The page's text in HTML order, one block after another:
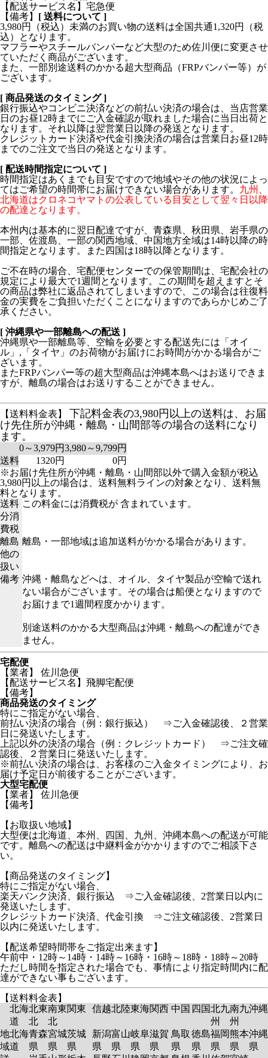
【配送サービス名】宅急便
【備考】
[ 送料について ]
3,980円（税込）未満のお買い物の送料は全国共通1,320円（税
込）となります。
マフラーやスチールバンパーなど大型のため佐川便に変更させ
ていただく商品がございます。
また、一部別途送料のかかる超大型商品（FRPバンパー等）が
ございます。
[ 商品発送のタイミング ]
銀行振込やコンビニ決済などの前払い決済の場合は、当店営業
日のお昼12時までにご入金確認が取れました場合に当日出荷と
なります。それ以降は翌営業日以降の発送となります。
クレジットカード決済や代金引換決済の場合は営業日お昼12時
までのご注文で当日の発送となります。
[ 配送時間指定について ]
時間指定はあくまでも目安ですので地域やその他の状況によっ
てはご希望の時間帯にお届けできない場合があります。 九州、
北海道はクロネコヤマトの公表している目安として翌々日以降
の配達となります。
本州内は基本的に翌日配達ですが、青森県、秋田県、岩手県の
一部、佐渡島、一部の関西地域、中国地方全域は14時以降の時
間指定となります。また四国は18時以降となります。
ご不在時の場合、宅配便センターでの保管期間は、宅配会社の
規定により最大で1週間となります。この期間を超えますとそ
の商品は弊社に返品されてしまいますので、この場合は往復料
金の実費をご負担いただくことになりますのであらかじめご了
承ください。
[ 沖縄県や一部離島への配送 ]
沖縄県や一部離島等、空輸を必要とする配送先には「オイ
ル」,「タイヤ」のお荷物がお届けにお時間がかかる場合がご
ざいます。
またFRPバンパー等の超大型商品は沖縄本島へはお送りできま
すが、離島の場合はお送りすることができません。
【送料料金表】
下記料金表の3,980円以上の送料は、お届
け先住所が沖縄・離島・山間部等の場合の送料になり
ます。
0～3,979円3,980～9,799円
送料
1320円
0円
※お届け先住所が沖縄・離島・山間部以外で購入金額が税込
3,980円以上の場合は、送料無料ラインの対象となり、送料無
料となります。
送料
分消
費税
この料金には消費税が 含まれています。
離島
他の
扱い
離島・一部地域は追加送料がかかる場合があります。
備考 沖縄・離島などへは、オイル、タイヤ製品が空輸で送れ
ない場合がございます。その場合は船便となりますので
お届けまで1週間程度かかります。
別途送料のかかる大型商品は沖縄・離島への配達ができ
ません。
宅配便
【業者】 佐川急便
【配送サービス名】飛脚宅配便
【備考】
商品発送のタイミング
特にご指定がない場合、
前払い決済の場合（例：銀行振込） ⇒ご入金確認後、２営業
日に発送いたします。
上記以外の決済の場合（例：クレジットカード） ⇒ご注文確
認後、２営業日に発送いたします。
※前払い決済の場合は、お客様のご入金タイミングにより、お
届け予定日が前後することがございます。
大型宅配便
【業者】 佐川急便
【備考】
【お取扱い地域】
大型便は北海道、本州、四国、九州、沖縄本島への配送が可能
です。離島への配送は中継料金がかかりますのでご相談下さ
い。
【商品発送のタイミング】
特にご指定がない場合、
楽天バンク決済、銀行振込 ⇒ご入金確認後、2営業日以内に
発送いたします。
クレジットカード決済、代金引換 ⇒ご注文確認後、2営業日
以内に発送いたします。
【配送希望時間帯をご指定出来ます】
午前中・12時～14時・14時～16時・16時～18時・18時～20時
ただし時間を指定された場合でも、事情により指定時間内に配
達ができない事もございます。
【送料料金表】
北海
道
北東
北
南東
北
関東 信越北陸東海関西 中国 四国北九
州
南九
州
沖縄
地
域
北海
道
青森
県
宮城
県
茨城
県
新潟
県
富山
県
岐阜
県
滋賀
県
鳥取
県
徳島
県
福岡
県
熊本
県
沖縄
県